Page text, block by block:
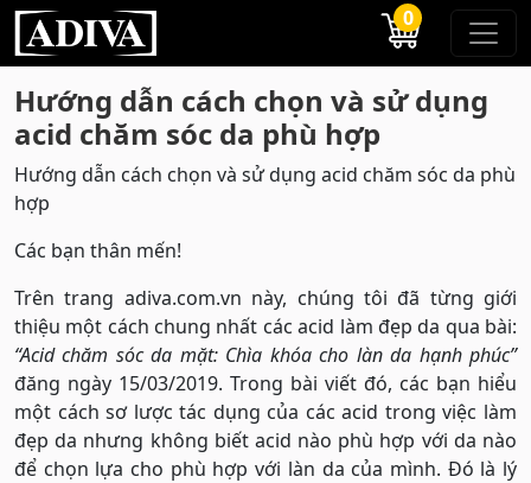
0
Hướng dẫn cách chọn và sử dụng
acid chăm sóc da phù hợp
Hướng dẫn cách chọn và sử dụng acid chăm sóc da phù
hợp
Các bạn thân mến!
Trên trang adiva.com.vn này, chúng tôi đã từng giới
thiệu một cách chung nhất các acid làm đẹp da qua bài:
“Acid chăm sóc da mặt: Chìa khóa cho làn da hạnh phúc”
đăng ngày 15/03/2019. Trong bài viết đó, các bạn hiểu
một cách sơ lược tác dụng của các acid trong việc làm
đẹp da nhưng không biết acid nào phù hợp với da nào
để chọn lựa cho phù hợp với làn da của mình. Đó là lý